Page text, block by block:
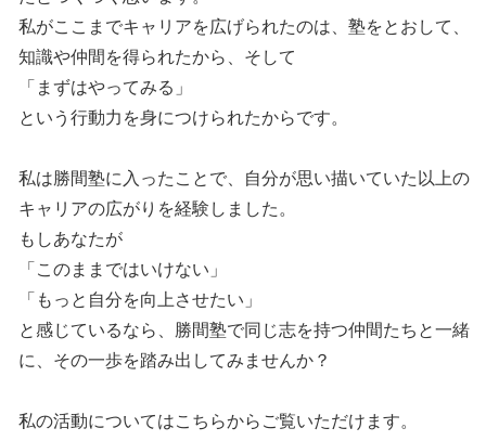
私がここまでキャリアを広げられたのは、塾をとおして、
知識や仲間を得られたから、そして
「まずはやってみる」
という行動力を身につけられたからです。
私は勝間塾に入ったことで、自分が思い描いていた以上の
キャリアの広がりを経験しました。
もしあなたが
「このままではいけない」
「もっと自分を向上させたい」
と感じているなら、勝間塾で同じ志を持つ仲間たちと一緒
に、その一歩を踏み出してみませんか？
私の活動についてはこちらからご覧いただけます。